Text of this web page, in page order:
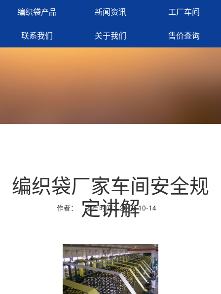
编织袋产品 新闻资讯 工厂车间
联系我们 关于我们 售价查询
编织袋厂家车间安全规
定讲解
作者： 发布时间：2019-10-14